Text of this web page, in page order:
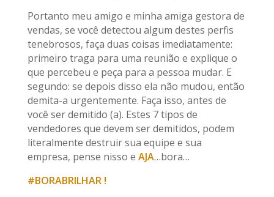
Portanto meu amigo e minha amiga gestora de
vendas, se você detectou algum destes perfis
tenebrosos, faça duas coisas imediatamente:
primeiro traga para uma reunião e explique o
que percebeu e peça para a pessoa mudar. E
segundo: se depois disso ela não mudou, então
demita-a urgentemente. Faça isso, antes de
você ser demitido (a). Estes 7 tipos de
vendedores que devem ser demitidos, podem
literalmente destruir sua equipe e sua
empresa, pense nisso e AJA…bora…
#BORABRILHAR !